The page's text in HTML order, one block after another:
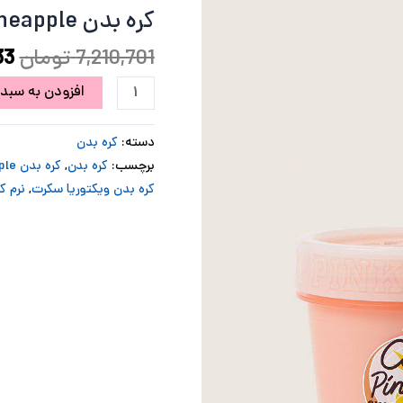
کره بدن Coco Pineapple ویکتوریا سکرت
7,210,701تومان
Pineapple
ویکتوریا
سکرت
عدد
افزودن به
دسته: کره بدن
برچسب: کره بدن, کره بدن Coco Pineapple ویکتوریا سکرت
کره بدن ویکتوریا سکرت, نرم